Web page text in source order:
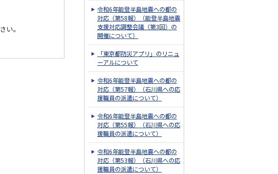
い。
令和6年能登半島地震への都の
対応（第58報）（能登半島地震
支援対応調整会議（第3回）の
開催について）
「東京都防災アプリ」のリニュ
ーアルについて
令和6年能登半島地震への都の
対応（第57報）（石川県への応
援職員の派遣について）
令和6年能登半島地震への都の
対応（第55報）（石川県への応
援職員の派遣について）
令和6年能登半島地震への都の
対応（第53報）（石川県への応
援職員の派遣について）